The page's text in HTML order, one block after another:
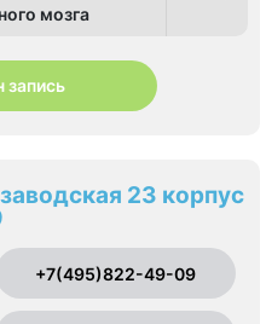
мозга
запись
23 корпус
+7(495)822-49-09